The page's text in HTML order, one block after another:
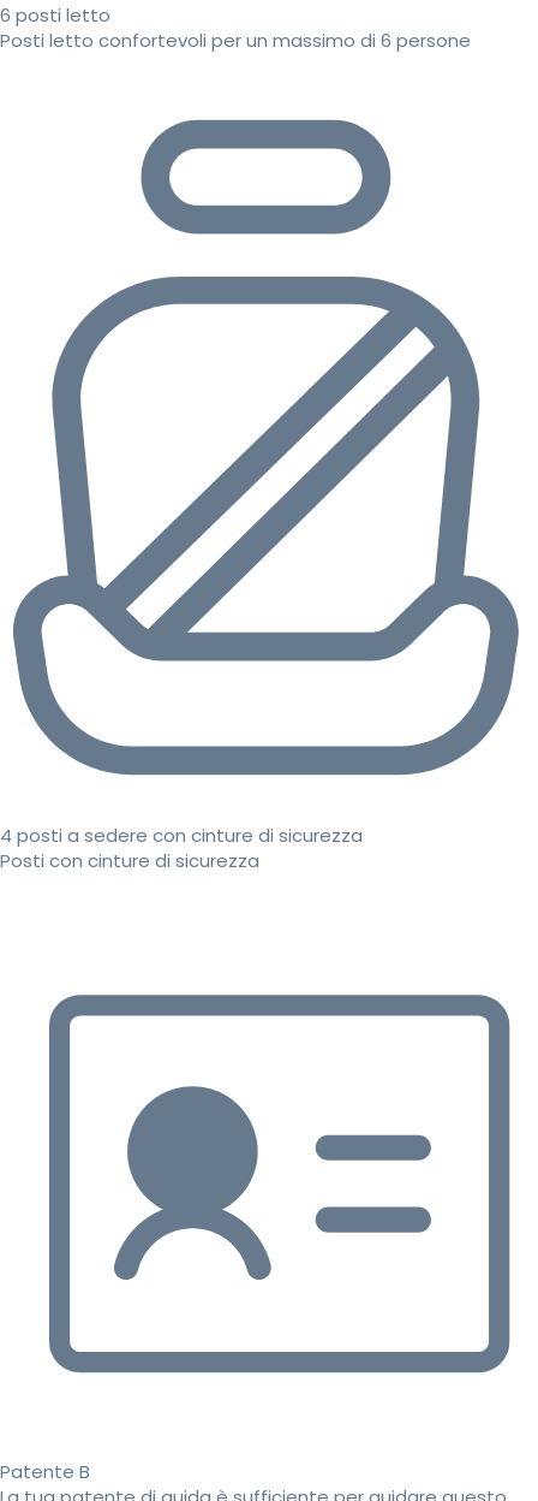
6 posti letto
Posti letto confortevoli per un massimo di 6 persone
4 posti a sedere con cinture di sicurezza
Posti con cinture di sicurezza
Patente B